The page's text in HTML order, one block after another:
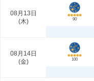
08月13日
(木) 90
08月14日
(金) 100